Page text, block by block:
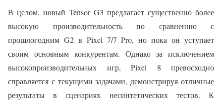
В целом, новый Tensor G3 предлагает существенно более
высокую производительность по сравнению с
прошлогодним G2 в Pixel 7/7 Pro, но пока он уступает
своим основным конкурентам. Однако за исключением
высокопроизводительных игр, Pixel 8 превосходно
справляется с текущими задачами, демонстрируя отличные
результаты в сценариях несинтетических тестов. К